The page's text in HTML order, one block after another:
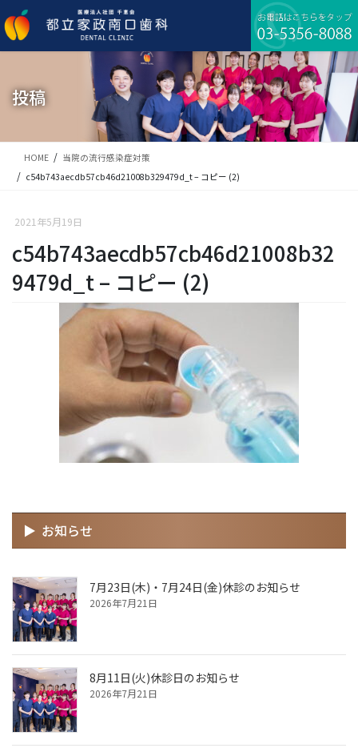
ン
テ
ビ
ゲ
移
投稿
HOME
当院の流行感染症対策
c54b743aecdb57cb46d21008b329479d_t – コピー (2)
2021年5月19日
c54b743aecdb57cb46d21008b32
9479d_t – コピー (2)
お知らせ
7月23日(木)・7月24日(金)休診のお知らせ
2026年7月21日
8月11日(火)休診日のお知らせ
2026年7月21日